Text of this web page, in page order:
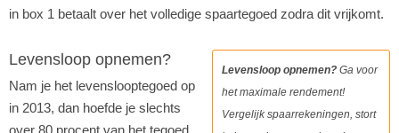
in box 1 betaalt over het volledige spaartegoed zodra dit vrijkomt.
Levensloop opnemen? Ga voor
het maximale rendement!
Vergelijk spaarrekeningen, stort
Levensloop opnemen?
Nam je het levenslooptegoed op
in 2013, dan hoefde je slechts
over 80 procent van het tegoed